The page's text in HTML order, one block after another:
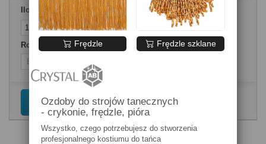
Ilość
Rozmiary ubrań
Dodaj do koszyka
Frędzle Frędzle szklane
Ozdoby do strojów tanecznych
- crykonie, frędzle, pióra
Wszystko, czego potrzebujesz do stworzenia
profesjonalnego kostiumu do tańca